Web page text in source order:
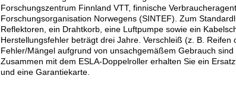
Forschungszentrum Finnland VTT, finnische
Forschungsorganisation Norwegens (SINTEF). Zum
Reflektoren, ein Drahtkorb, eine Luftpumpe sowie ein
Herstellungsfehler beträgt drei Jahre. Verschleiß (z. B.
Fehler/Mängel aufgrund von unsachgemäßem Gebrauch
Zusammen mit dem ESLA-Doppelroller erhalten Sie ein
und eine Garantiekarte.